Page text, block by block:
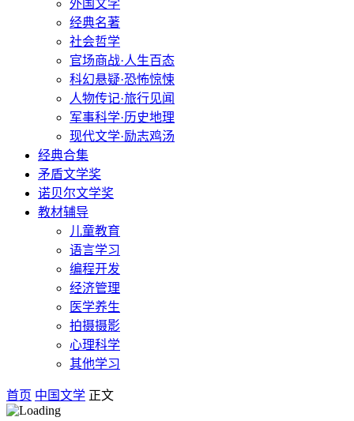
外国文学
经典名著
社会哲学
官场商战·人生百态
科幻悬疑·恐怖惊悚
人物传记·旅行见闻
军事科学·历史地理
现代文学·励志鸡汤
经典合集
矛盾文学奖
诺贝尔文学奖
教材辅导
儿童教育
语言学习
编程开发
经济管理
医学养生
拍摄摄影
心理科学
其他学习
首页 中国文学 正文